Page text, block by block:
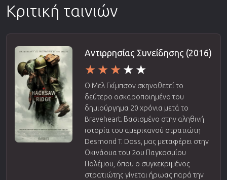
Κριτική ταινιών
Αντιρρησίας Συνείδησης (2016)
Ο Μελ Γκίμπσον σκηνοθετεί το
δεύτερο οσκαροποιημένο του
δημιούργημα 20 χρόνια μετά το
Braveheart. Βασισμένο στην αληθινή
ιστορία του αμερικανού στρατιώτη
Desmond T. Doss, μας μεταφέρει στην
Οκινάουα του 2ου Παγκοσμίου
Πολέμου, όπου ο συγκεκριμένος
στρατιώτης γίνεται ήρωας παρά την